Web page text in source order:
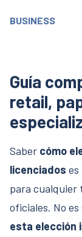
BUSINESS
Guía
retail,
Saber cómo
licenciados es
para cualquier
oficiales. No
esta elección